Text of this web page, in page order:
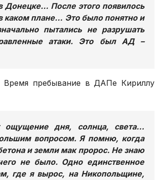
Донецке… После этого появилось
плане… Это было понятно и
пытались не разрушать
атаки. Это был АД –
Время пребывание в ДАПе Кириллу
ощущение дня, солнца, света…
вопросом. Я помню, когда
и земли мак пророс. Не знаю
не было. Одно единственное
где я вырос, на Никопольщине,